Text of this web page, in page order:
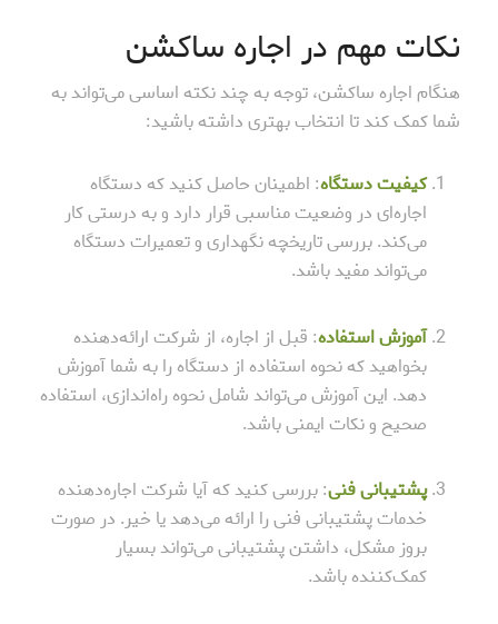
نکات مهم در اجاره ساکشن
هنگام اجاره ساکشن، توجه به چند نکته اساسی می‌تواند به
شما کمک کند تا انتخاب بهتری داشته باشید:
کیفیت دستگاه: اطمینان حاصل کنید که دستگاه
اجاره‌ای در وضعیت مناسبی قرار دارد و به درستی کار
می‌کند. بررسی تاریخچه نگهداری و تعمیرات دستگاه
می‌تواند مفید باشد.
آموزش استفاده: قبل از اجاره، از شرکت ارائه‌دهنده
بخواهید که نحوه استفاده از دستگاه را به شما آموزش
دهد. این آموزش می‌تواند شامل نحوه راه‌اندازی، استفاده
صحیح و نکات ایمنی باشد.
پشتیبانی فنی: بررسی کنید که آیا شرکت اجاره‌دهنده
خدمات پشتیبانی فنی را ارائه می‌دهد یا خیر. در صورت
بروز مشکل، داشتن پشتیبانی می‌تواند بسیار
کمک‌کننده باشد.